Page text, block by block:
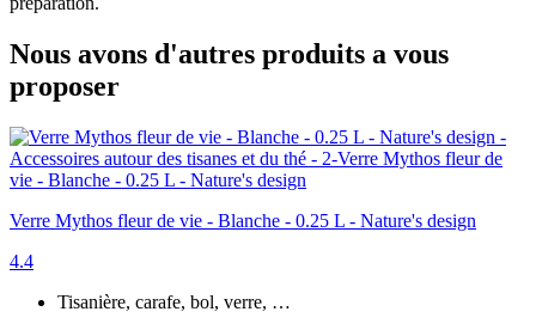
Nous avons d'autres produits a vous
proposer
Verre Mythos fleur de vie - Blanche - 0.25 L - Nature's design
4.4
Tisanière, carafe, bol, verre, …